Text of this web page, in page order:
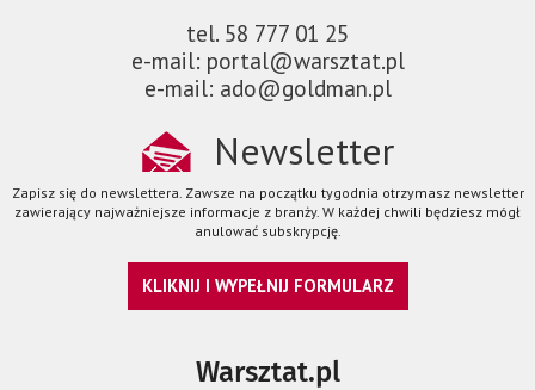
tel. 58 777 01 25
e-mail: portal@warsztat.pl
e-mail: ado@goldman.pl
Newsletter
Zapisz się do newslettera. Zawsze na początku tygodnia otrzymasz newsletter
zawierający najważniejsze informacje z branży. W każdej chwili będziesz mógł
anulować subskrypcję.
KLIKNIJ I WYPEŁNIJ FORMULARZ
Warsztat.pl